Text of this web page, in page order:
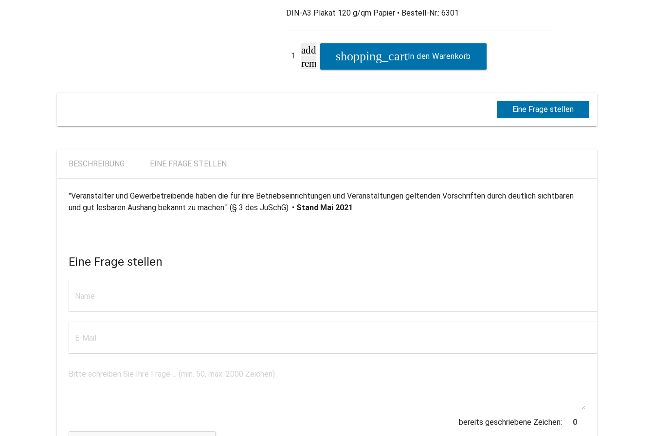
DIN-A3 Plakat 120 g/qm Papier • Bestell-Nr.: 6301
add
remove
In den Warenkorb
Eine Frage stellen
BESCHREIBUNG EINE FRAGE STELLEN
"Veranstalter und Gewerbetreibende haben die für ihre Betriebseinrichtungen und Veranstaltungen geltenden Vorschriften durch deutlich sichtbaren
und gut lesbaren Aushang bekannt zu machen." (§ 3 des JuSchG). • Stand Mai 2021
Eine Frage stellen
bereits geschriebene Zeichen: